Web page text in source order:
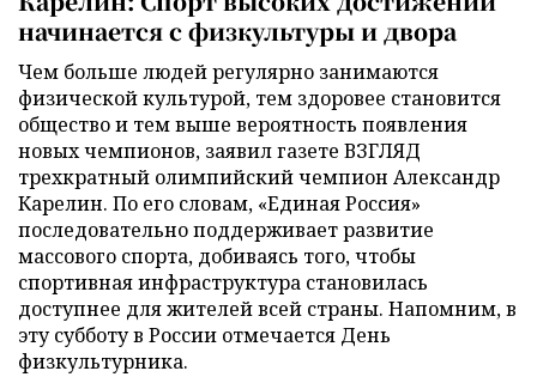
начинается с физкультуры и двора
Чем больше людей регулярно занимаются
физической культурой, тем здоровее становится
общество и тем выше вероятность появления
новых чемпионов, заявил газете ВЗГЛЯД
трехкратный олимпийский чемпион Александр
Карелин. По его словам, «Единая Россия»
последовательно поддерживает развитие
массового спорта, добиваясь того, чтобы
спортивная инфраструктура становилась
доступнее для жителей всей страны. Напомним, в
эту субботу в России отмечается День
физкультурника.